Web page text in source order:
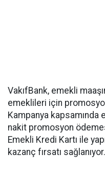
VakıfBank, emekli
emeklileri için
Kampanya
nakit promosyon
Emekli Kredi Kartı ile
kazanç fırsatı sağlanıyor.